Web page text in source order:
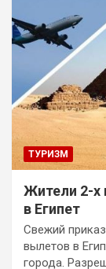
ТУРИЗМ
Жители 2-х
в Египет
Свежий
вылетов в
города.